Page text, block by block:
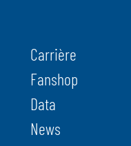
Carrière
Fanshop
Data
News